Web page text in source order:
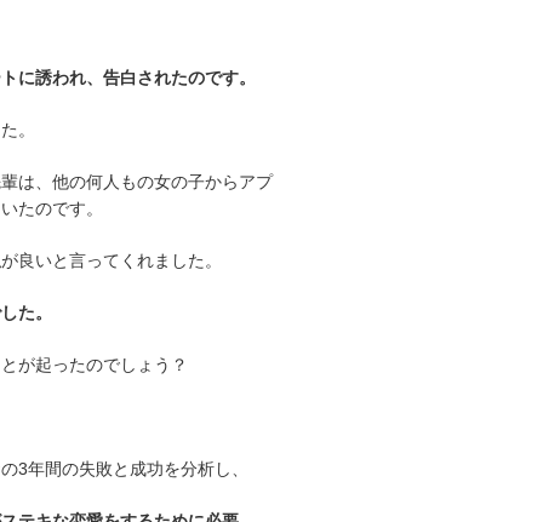
に誘われ、告白されたのです。
。
は、他の何人もの女の子からアプ
たのです。
良いと言ってくれました。
た。
が起ったのでしょう？
3年間の失敗と成功を分析し、